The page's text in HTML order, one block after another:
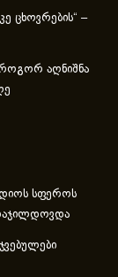
ცხოვ­რე­ბის“ –
აღნიშნა
სფეროს